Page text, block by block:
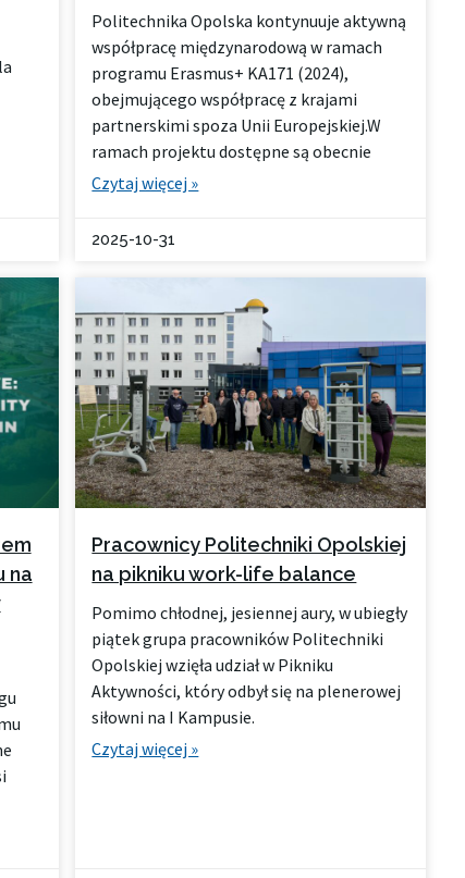
Politechnika Opolska kontynuuje aktywną
współpracę międzynarodową w ramach
programu Erasmus+ KA171 (2024),
obejmującego współpracę z krajami
partnerskimi spoza Unii Europejskiej.W
ramach projektu dostępne są obecnie
Czytaj więcej »
2025-10-31
na
Pracownicy Politechniki Opolskiej
na pikniku work-life balance
Pomimo chłodnej, jesiennej aury, w ubiegły
piątek grupa pracowników Politechniki
Opolskiej wzięła udział w Pikniku
Aktywności, który odbył się na plenerowej
siłowni na I Kampusie.
Czytaj więcej »